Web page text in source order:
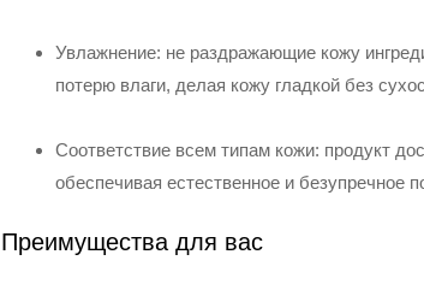
Увлажнение: не раздражающие кожу
потерю влаги, делая кожу гладкой без
Соответствие всем типам кожи: продукт
обеспечивая естественное и безупречное
Преимущества для вас